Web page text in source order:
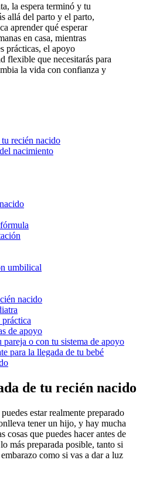
la espera terminó y tu
allá del parto y el parto,
aprender qué esperar
en casa, mientras
prácticas, el apoyo
flexible que necesitarás para
la vida con confianza y
recién nacido
nacimiento
umbilical
nacido
de apoyo
o con tu sistema de apoyo
para la llegada de tu bebé
de tu recién nacido
estar realmente preparado
tener un hijo, y hay mucha
cosas que puedes hacer antes de
más preparada posible, tanto si
como si vas a dar a luz